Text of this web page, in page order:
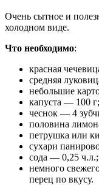
Очень сытное и
холодном виде.
Что необходимо:
красная
средняя
небольшие
капуста — 100 г;
чеснок — 4
половина
петрушка или
сухари
сода — 0,25 ч.л.;
немного
перец по вкусу.